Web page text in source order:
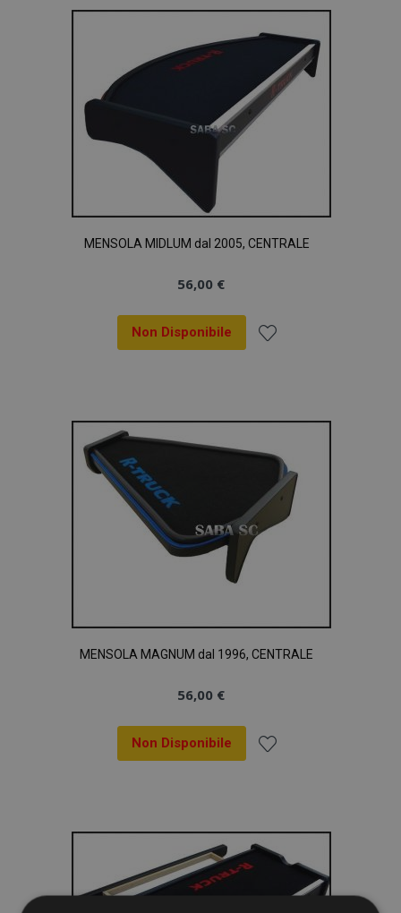
desideri
MENSOLA MIDLUM dal 2005, CENTRALE
56,00 €
Non Disponibile
desideri
MENSOLA MAGNUM dal 1996, CENTRALE
56,00 €
Non Disponibile
lista
desideri